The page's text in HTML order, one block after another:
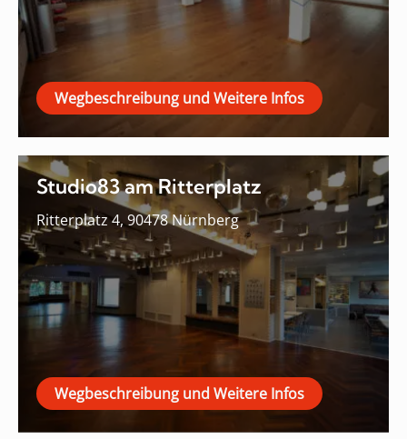
Wegbeschreibung und Weitere Infos
Studio83 am Ritterplatz
Ritterplatz 4, 90478 Nürnberg
Wegbeschreibung und Weitere Infos